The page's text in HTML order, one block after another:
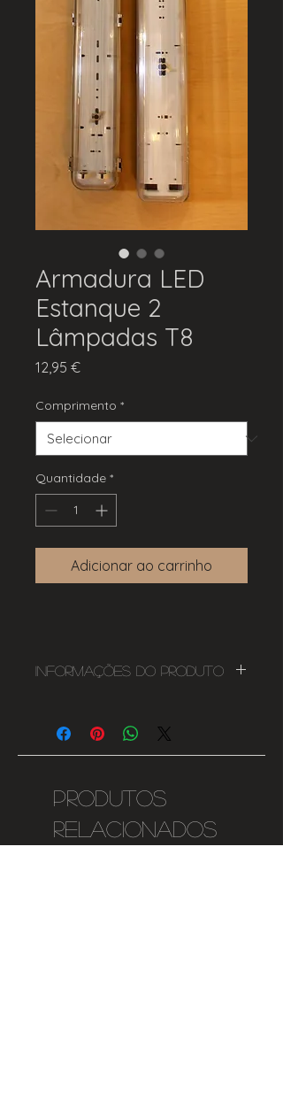
Armadura LED
Estanque 2
Lâmpadas T8
12,95 €Preço
Comprimento *
Quantidade *
Adicionar ao carrinho
Informações do Produto
lâmpadas de 600mm:
- IP65
lâmpadas de 1200mm:
Produtos
relacionados